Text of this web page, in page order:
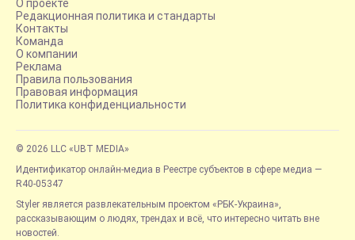
О проекте
Редакционная политика и стандарты
Контакты
Команда
О компании
Реклама
Правила пользования
Правовая информация
Политика конфиденциальности
© 2026 LLC «UBT MEDIA»
Идентификатор онлайн-медиа в Реестре субъектов в сфере медиа —
R40-05347
Styler является развлекательным проектом «РБК-Украина»,
рассказывающим о людях, трендах и всё, что интересно читать вне
новостей.